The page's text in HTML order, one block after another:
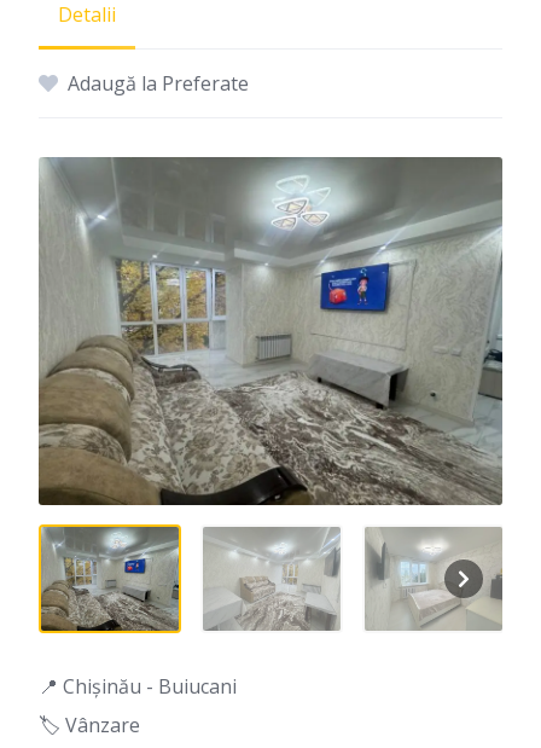
Detalii
Adaugă la Preferate
📍 Chișinău - Buiucani
🏷️ Vânzare